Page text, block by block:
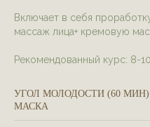
Включает в себя
массаж лица+ кремовую
Рекомендованный курс: 8-
УГОЛ МОЛОДОСТИ (60
МАСКА